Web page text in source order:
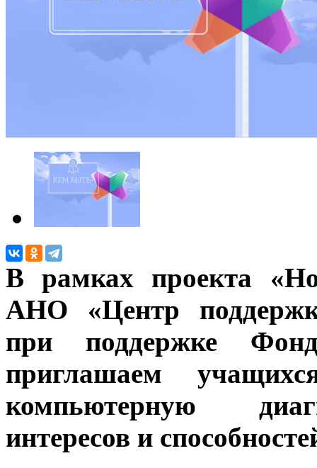
В рамках проекта
АНО «Центр
при поддержке
приглашаем
компьютерную
интересов и